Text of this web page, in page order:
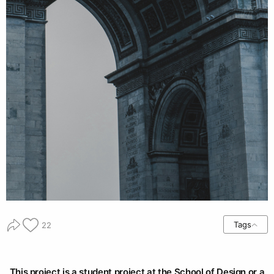
22 Tags